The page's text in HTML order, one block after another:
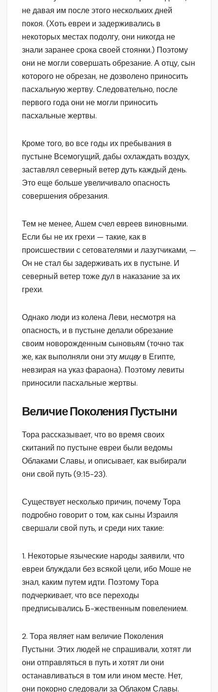
не давая им после этого нескольких дней
покоя. (Хоть евреи и задерживались в
некоторых местах подолгу, они никогда не
знали заранее срока своей стоянки.) Поэтому
они не могли совершать обрезание. А отцу, сын
которого не обрезан, не дозволено приносить
пасхальную жертву. Следовательно, после
первого года они не могли приносить
пасхальные жертвы.
Кроме того, во все годы их пребывания в
пустыне Всемогущий, дабы охлаждать воздух,
заставлял северный ветер дуть каждый день.
Это еще больше увеличивало опасность
совершения обрезания.
Тем не менее, Ашем счел евреев виновными.
Если бы не их грехи — такие, как в
происшествии с сетователями и лазутчиками, —
Он не стал бы задерживать их в пустыне. И
северный ветер тоже дул в наказание за их
грехи.
Однако люди из колена Леви, несмотря на
опасность, и в пустыне делали обрезание
своим новорожденным сыновьям (точно так
же, как выполняли они этумицвув Египте,
невзирая на указ фараона). Поэтому левиты
приносили пасхальные жертвы.
Величие Поколения Пустыни
Тора рассказывает, что во время своих
скитаний по пустыне евреи были ведомы
Облаками Славы, и описывает, как выбирали
они свой путь (9:15-23).
Существует несколько причин, почему Тора
подробно говорит о том, как сыны Израиля
свершали свой путь, и среди них такие:
1. Некоторые языческие народы заявили, что
евреи блуждали без всякой цели, ибо Моше не
знал, каким путем идти. Поэтому Тора
подчеркивает, что все переходы
предписывались Б-жественным повелением.
2. Тора являет нам величие Поколения
Пустыни. Этих людей не спрашивали, хотят ли
они отправляться в путь и хотят ли они
останавливаться в том или ином месте. Нет,
они покорно следовали за Облаком Славы.